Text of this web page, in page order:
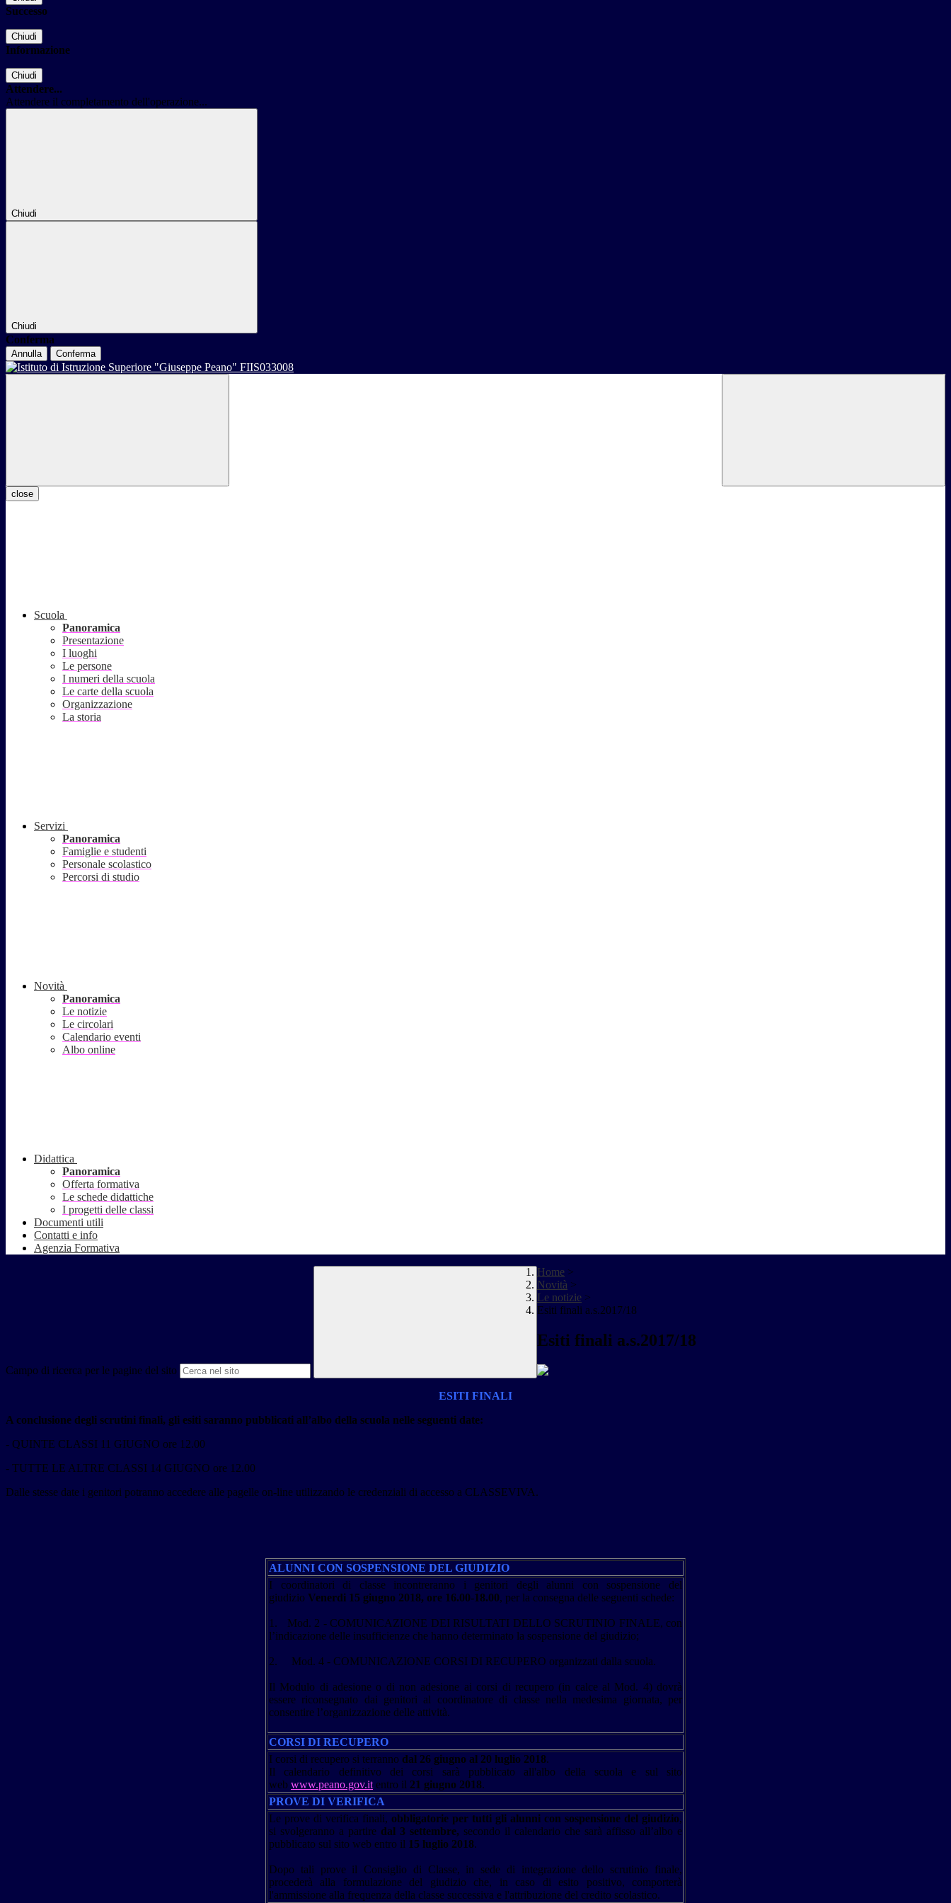
Successo
Chiudi
Informazione
Chiudi
Attendere...
Attendere il completamento dell'operazione...
Chiudi
Chiudi
Conferma
Annulla Conferma
close
Scuola
Panoramica
Presentazione
I luoghi
Le persone
I numeri della scuola
Le carte della scuola
Organizzazione
La storia
Servizi
Panoramica
Famiglie e studenti
Personale scolastico
Percorsi di studio
Novità
Panoramica
Le notizie
Le circolari
Calendario eventi
Albo online
Didattica
Panoramica
Offerta formativa
Le schede didattiche
I progetti delle classi
Documenti utili
Contatti e info
Agenzia Formativa
Campo di ricerca per le pagine del sito
Home >
Novità >
Le notizie >
Esiti finali a.s.2017/18
Esiti finali a.s.2017/18
ESITI FINALI
A conclusione degli scrutini finali, gli esiti saranno pubblicati all’albo della scuola nelle seguenti date:
- QUINTE CLASSI 11 GIUGNO ore 12.00
- TUTTE LE ALTRE CLASSI 14 GIUGNO ore 12.00
Dalle stesse date i genitori potranno accedere alle pagelle on-line utilizzando le credenziali di accesso a CLASSEVIVA.
ALUNNI CON SOSPENSIONE DEL GIUDIZIO
I coordinatori di classe incontreranno i genitori degli alunni con sospensione del
giudizio Venerdi 15 giugno 2018, ore 16.00-18.00, per la consegna delle seguenti schede:
1. Mod. 2 - COMUNICAZIONE DEI RISULTATI DELLO SCRUTINIO FINALE, con
l’indicazione delle insufficienze che hanno determinato la sospensione del giudizio;
2. Mod. 4 - COMUNICAZIONE CORSI DI RECUPERO organizzati dalla scuola.
Il Modulo di adesione o di non adesione ai corsi di recupero (in calce al Mod. 4) dovrà
essere riconsegnato dai genitori al coordinatore di classe nella medesima giornata, per
consentire l’organizzazione delle attività.
CORSI DI RECUPERO
I corsi di recupero si terranno dal 26 giugno al 20 luglio 2018.
Il calendario definitivo dei corsi sarà pubblicato all'albo della scuola e sul sito
web www.peano.gov.it entro il 21 giugno 2018.
PROVE DI VERIFICA
Le prove di verifica finali, obbligatorie per tutti gli alunni con sospensione del giudizio,
si svolgeranno a partire dal 3 settembre, secondo il calendario che sarà affisso all’albo e
pubblicato sul sito web entro il 15 luglio 2018.
Dopo tali prove il Consiglio di Classe, in sede di integrazione dello scrutinio finale,
procederà alla formulazione del giudizio che, in caso di esito positivo, comporterà
l'ammissione alla frequenza della classe successiva e l'attribuzione del credito scolastico.